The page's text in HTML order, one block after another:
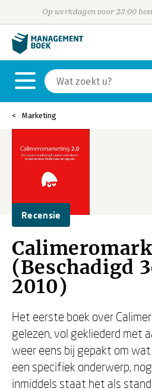
Op werkdagen voor 23:00
Marketing
Recensie
(Beschadigd
2010)
Het eerste boek over
gelezen, vol gekliederd met
weer eens bij gepakt om
een specifiek onderwerp,
inmiddels staat het als